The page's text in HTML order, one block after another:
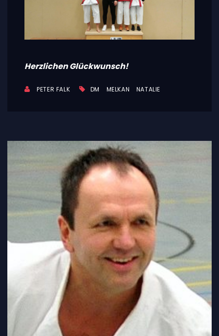
Herzlichen Glückwunsch!
PETER FALK DM MELKAN NATALIE